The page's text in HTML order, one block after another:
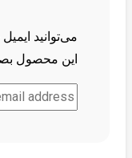
می‌توانید
این محصول